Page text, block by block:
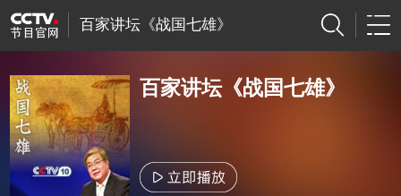
百家讲坛《战国七雄》
百家讲坛《战国七雄》